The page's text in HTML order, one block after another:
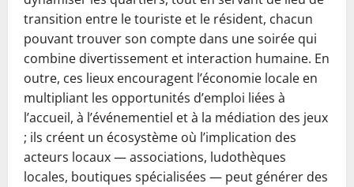
transition entre le touriste et le résident, chacun
pouvant trouver son compte dans une soirée qui
combine divertissement et interaction humaine. En
outre, ces lieux encouragent l’économie locale en
multipliant les opportunités d’emploi liées à
l’accueil, à l’événementiel et à la médiation des jeux
; ils créent un écosystème où l’implication des
acteurs locaux — associations, ludothèques
locales, boutiques spécialisées — peut générer des